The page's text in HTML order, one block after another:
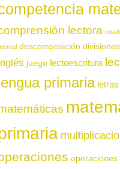
lectora
descomposición divisiones
juego lectoescritura
primaria letras
operaciones